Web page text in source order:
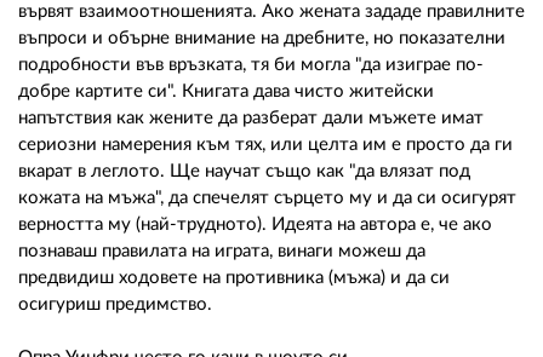
вървят взаимоотношенията. Ако жената зададе правилните
въпроси и обърне внимание на дребните, но показателни
подробности във връзката, тя би могла "да изиграе по-
добре картите си". Книгата дава чисто житейски
напътствия как жените да разберат дали мъжете имат
сериозни намерения към тях, или целта им е просто да ги
вкарат в леглото. Ще научат също как "да влязат под
кожата на мъжа", да спечелят сърцето му и да си осигурят
верността му (най-трудното). Идеята на автора е, че ако
познаваш правилата на играта, винаги можеш да
предвидиш ходовете на противника (мъжа) и да си
осигуриш предимство.